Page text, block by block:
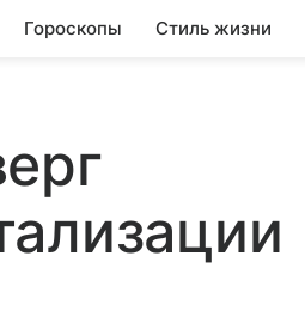
Гороскопы Стиль жизни